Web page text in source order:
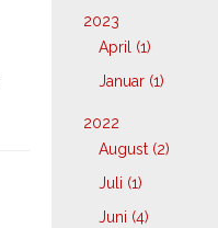
2023
April (1)
Januar (1)
2022
August (2)
Juli (1)
Juni (4)